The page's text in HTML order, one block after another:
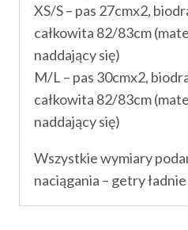
XS/S – pas 27cmx2,
całkowita 82/83cm
naddający się)
M/L – pas 30cmx2,
całkowita 82/83cm
naddający się)
Wszystkie wymiary
naciągania – getry